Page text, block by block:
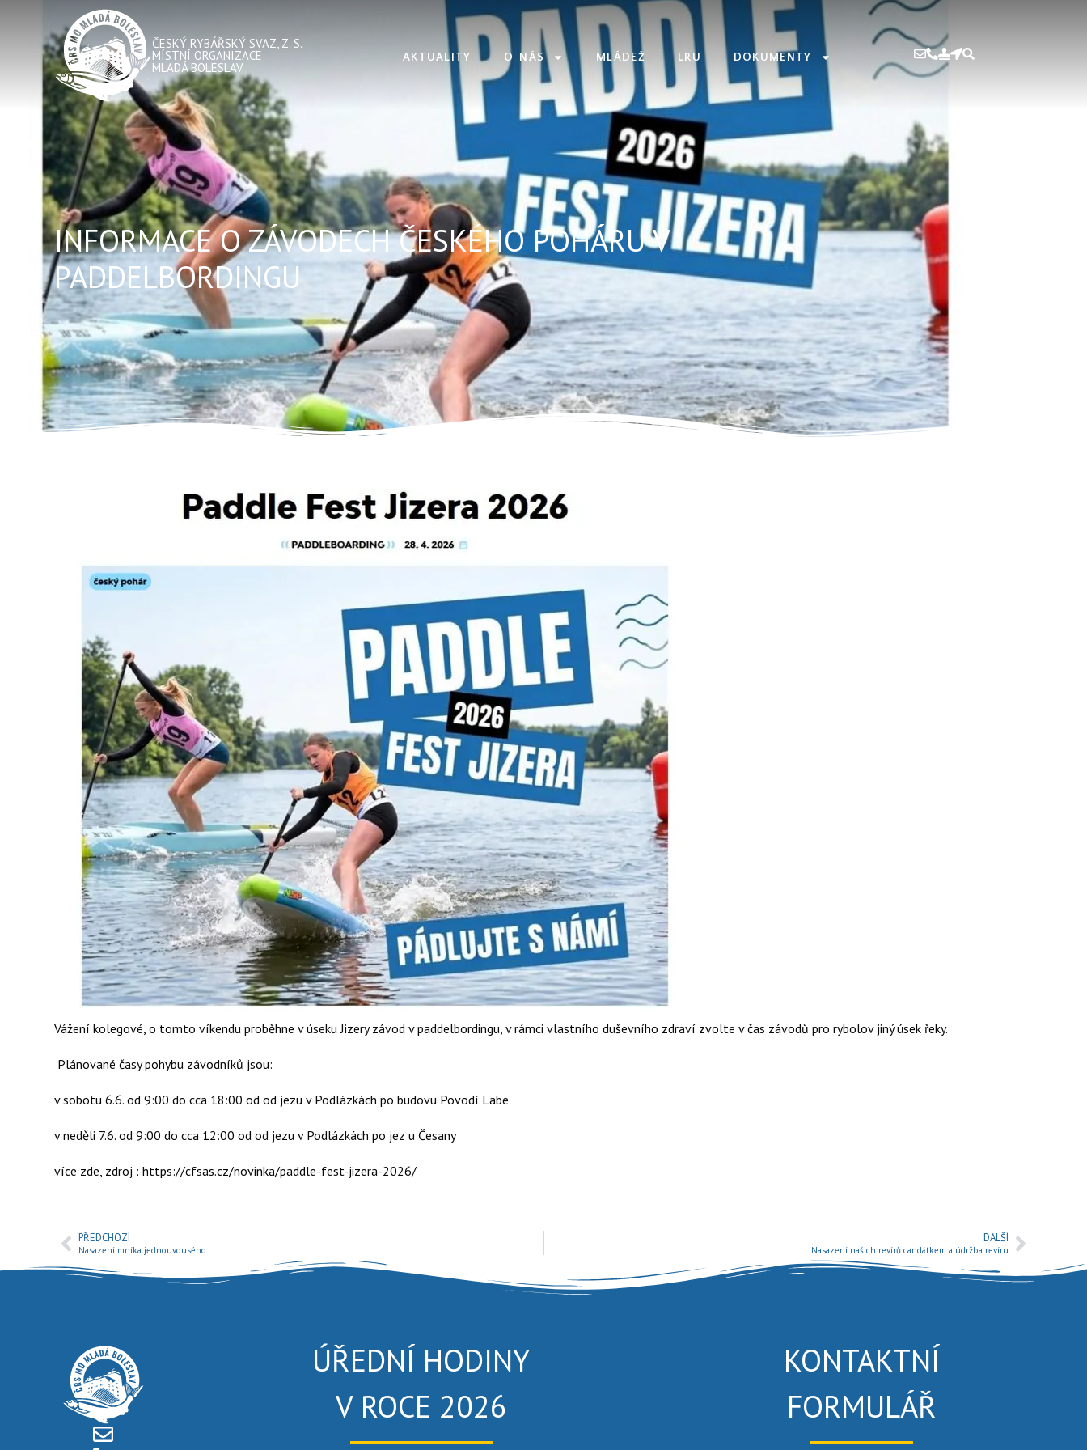
ČESKÝ RYBÁŘSKÝ SVAZ, Z. S.
MÍSTNÍ ORGANIZACE
MLADÁ BOLESLAV
AKTUALITY O NÁS MLÁDEŽ LRU DOKUMENTY
INFORMACE O ZÁVODECH ČESKÉHO POHÁRU V
PADDELBORDINGU
Vážení kolegové, o tomto víkendu proběhne v úseku Jizery závod v paddelbordingu, v rámci vlastního duševního zdraví zvolte v čas závodů pro rybolov jiný úsek řeky.
Plánované časy pohybu závodníků jsou:
v sobotu 6.6. od 9:00 do cca 18:00 od od jezu v Podlázkách po budovu Povodí Labe
v neděli 7.6. od 9:00 do cca 12:00 od od jezu v Podlázkách po jez u Česany
více zde, zdroj : https://cfsas.cz/novinka/paddle-fest-jizera-2026/
PŘEDCHOZÍ
Nasazení mníka jednouvousého
DALŠÍ
Nasazení našich revírů candátkem a údržba revíru
ÚŘEDNÍ HODINY
V ROCE 2026
KONTAKTNÍ
FORMULÁŘ